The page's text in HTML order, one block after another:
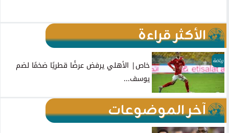
الأكثر قراءة
رياضة
خاص| الأهلي يرفض عرضًا قطريًا ضخمًا لضم
يوسف...
آخر الموضوعات